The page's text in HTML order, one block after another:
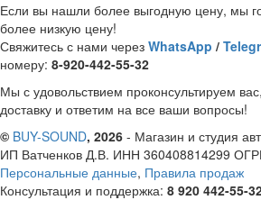
Если вы нашли более выгодную цену, мы
более низкую цену!
Свяжитесь с нами через WhatsApp /
номеру: 8-920-442-55-32
Мы с удовольствием проконсультируем
доставку и ответим на все ваши вопросы!
© BUY-SOUND, 2026 - Магазин и студия
ИП Ватченков Д.В. ИНН 360408814299
Персональные данные, Правила продаж
Консультация и поддержка: 8 920 442-55-